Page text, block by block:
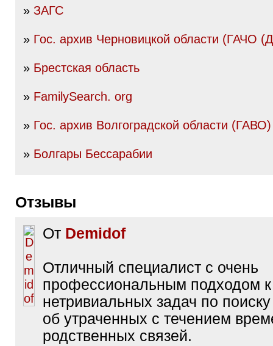
» ЗАГС
» Гос. архив Черновицкой области (ГАЧО
» Брестская область
» FamilySearch. org
» Гос. архив Волгоградской области (ГАВО)
» Болгары Бессарабии
Отзывы
От Demidof
Отличный специалист с очень
профессиональным подходом
нетривиальных задач по
об утраченных с течением
родственных связей.